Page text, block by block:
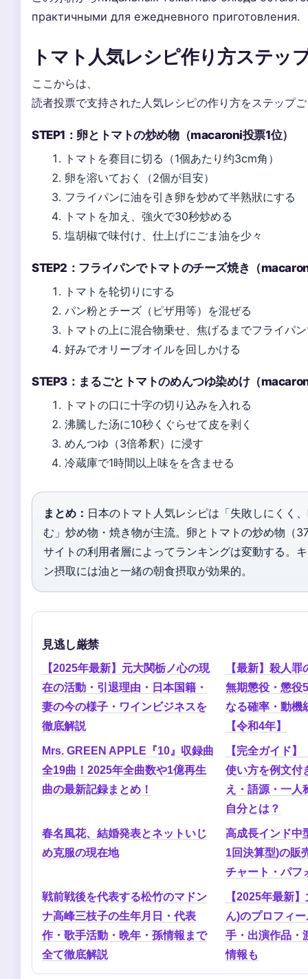
практичными для ежедневного приготовления.
トマト人気レシピ作り方ステッ
ここからは、
読者投票で支持された人気レシピの作り方をステップ
STEP1：卵とトマトの炒め物（macaroni投票1位）
トマトを赛目に切る（1個あたり约3cm角）
卵を溶いておく（2個が目安）
フライパンに油を引き卵を炒めて半熟狀にする
トマトを加え、強火で30秒炒める
塩胡椒で味付け、仕上げにごま油を少々
STEP2：フライパンでトマトのチーズ焼き（
トマトを轮切りにする
パン粉とチーズ（ピザ用等）を混ぜる
トマトの上に混合物乗せ、焦げるまでフライパ
好みでオリーブオイルを回しかける
STEP3：まるごとトマトのめんつゆ染めけ（
トマトの口に十字の切り込みを入れる
沸騰した汤に10秒くぐらせて皮を剥く
めんつゆ（3倍希釈）に浸す
冷蔵庫で1時間以上味をを含ませる
まとめ： 日本のトマト人気レシピは「失敗しにくく
む」炒め物・焼き物が主流。卵とトマトの炒め物（
サイトの利用者層によってランキングは変動する。
ン摂取には油と一緒の朝食摂取が効果的。
見逃し厳禁
【2025年最新】元大関栃ノ心の現
在の活動・引退理由・日本国籍・
妻の今の様子・ワインビジネスを
徹底解説
【最新】殺人
無期懲役・懲役
なる確率・動機
【令和4年】
Mrs. GREEN APPLE『10』収録曲
全19曲！2025年全曲数や1億再生
曲の最新記録まとめ！
【完全ガイド
使い方を例文付
え・語源・一人
自分とは？
春名風花、結婚発表とネットいじ
め克服の現在地
高成長インド中
1回決算型)の販
チャート・パフ
戦前戦後を代表する松竹のマドン
ナ高峰三枝子の生年月日・代表
作・歌手活動・晩年・孫情報まで
全て徹底解説
【2025年最新
ん)のプロフィ
手・出演作品・
情報も